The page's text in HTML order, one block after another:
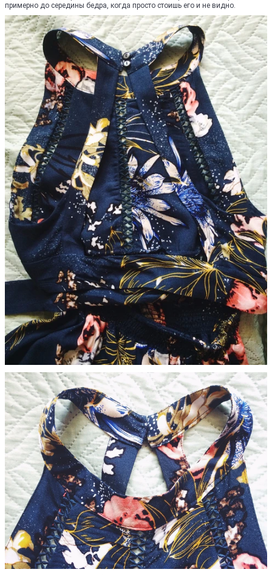
примерно до середины бедра, когда просто стоишь его и не видно.